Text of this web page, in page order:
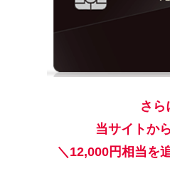
さら
当サイトか
＼12,000円相当を